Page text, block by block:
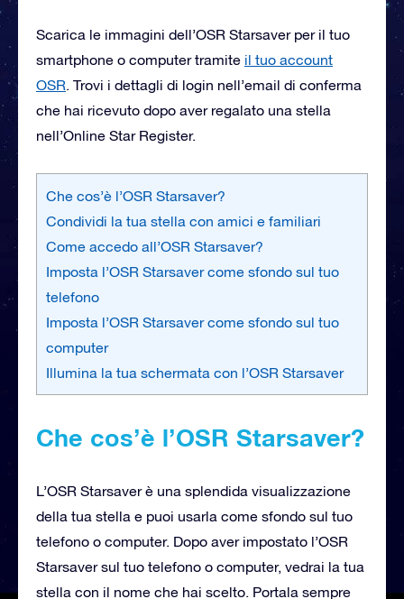
Scarica le immagini dell’OSR Starsaver per il tuo
smartphone o computer tramite il tuo account
OSR. Trovi i dettagli di login nell’email di conferma
che hai ricevuto dopo aver regalato una stella
nell’Online Star Register.
Che cos’è l’OSR Starsaver?
Condividi la tua stella con amici e familiari
Come accedo all’OSR Starsaver?
Imposta l’OSR Starsaver come sfondo sul tuo
telefono
Imposta l’OSR Starsaver come sfondo sul tuo
computer
Illumina la tua schermata con l’OSR Starsaver
Che cos’è l’OSR Starsaver?
L’OSR Starsaver è una splendida visualizzazione
della tua stella e puoi usarla come sfondo sul tuo
telefono o computer. Dopo aver impostato l’OSR
Starsaver sul tuo telefono o computer, vedrai la tua
stella con il nome che hai scelto. Portala sempre